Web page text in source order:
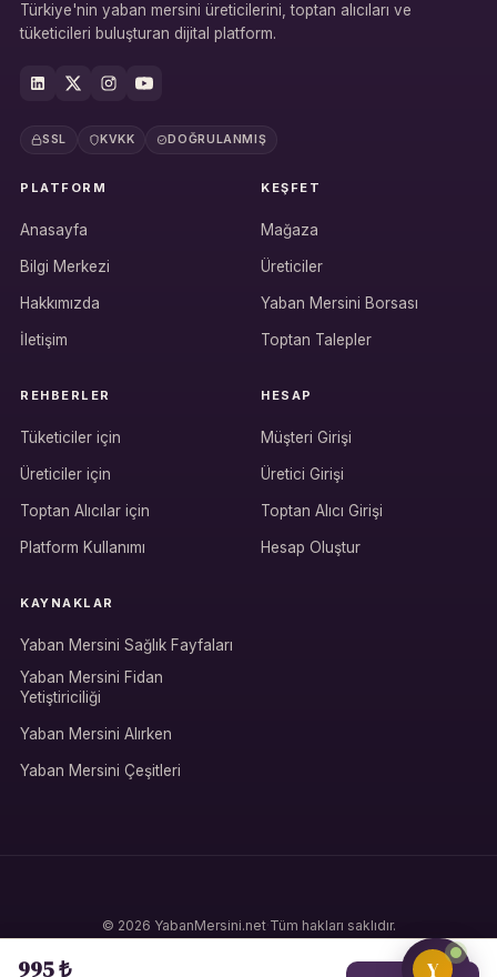
Hesabına giriş yap
Üretici / çiftçi paneli
995 ₺
Türkiye'nin yaban mersini üreticilerini, toptan alıcıları ve
tüketicileri buluşturan dijital platform.
SSL KVKK DOĞRULANMIŞ
PLATFORM
Anasayfa
Bilgi Merkezi
Hakkımızda
İletişim
KEŞFET
Mağaza
Üreticiler
Yaban Mersini Borsası
Toptan Talepler
REHBERLER
Tüketiciler için
Üreticiler için
Toptan Alıcılar için
Platform Kullanımı
HESAP
Müşteri Girişi
Üretici Girişi
Toptan Alıcı Girişi
Hesap Oluştur
KAYNAKLAR
Yaban Mersini Sağlık Fayfaları
Yaban Mersini Fidan
Yetiştiriciliği
Yaban Mersini Alırken
Yaban Mersini Çeşitleri
© 2026 YabanMersini.net·Tüm hakları saklıdır.
Çerez Politikası
Made with 🫐 in Türkiye Y